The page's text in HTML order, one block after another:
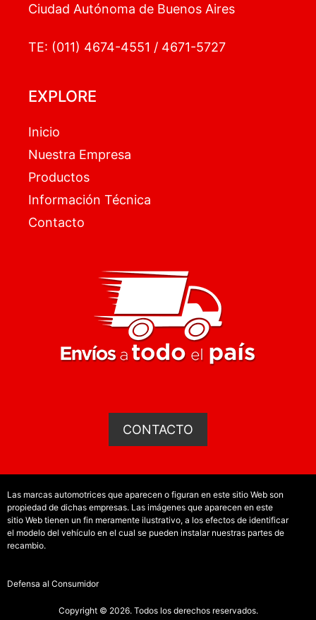
Ciudad Autónoma de Buenos Aires
TE: (011) 4674-4551 / 4671-5727
EXPLORE
Inicio
Nuestra Empresa
Productos
Información Técnica
Contacto
CONTACTO
Las marcas automotrices que aparecen o figuran en este sitio Web son
propiedad de dichas empresas. Las imágenes que aparecen en este
sitio Web tienen un fin meramente ilustrativo, a los efectos de identificar
el modelo del vehículo en el cual se pueden instalar nuestras partes de
recambio.
Defensa al Consumidor
Copyright © 2026. Todos los derechos reservados.